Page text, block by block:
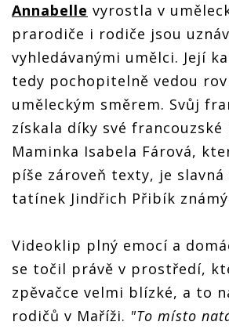
scény
Annabelle
vás
přenese
francouzský
venkov
scény
vás
přenese
na
francouzský
domácí
vás
přenese
na
venkov
Annabelle vyrostla v
prarodiče i rodiče jsou
vyhledávanými umělci. Její
tedy pochopitelně vedou
uměleckým směrem. Svůj
získala díky své francouzské
Maminka Isabela Fárová,
píše zároveň texty, je slavná
tatínek Jindřich Přibík
Videoklip plný emocí a
se točil právě v prostředí,
zpěvačce velmi blízké, a to
rodičů v Maříži. "To místo